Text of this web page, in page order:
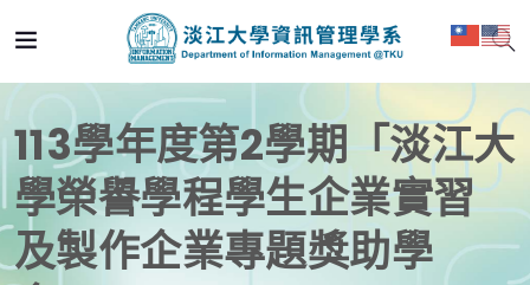
113學年度第2學期「淡江大
學榮譽學程學生企業實習
及製作企業專題獎助學